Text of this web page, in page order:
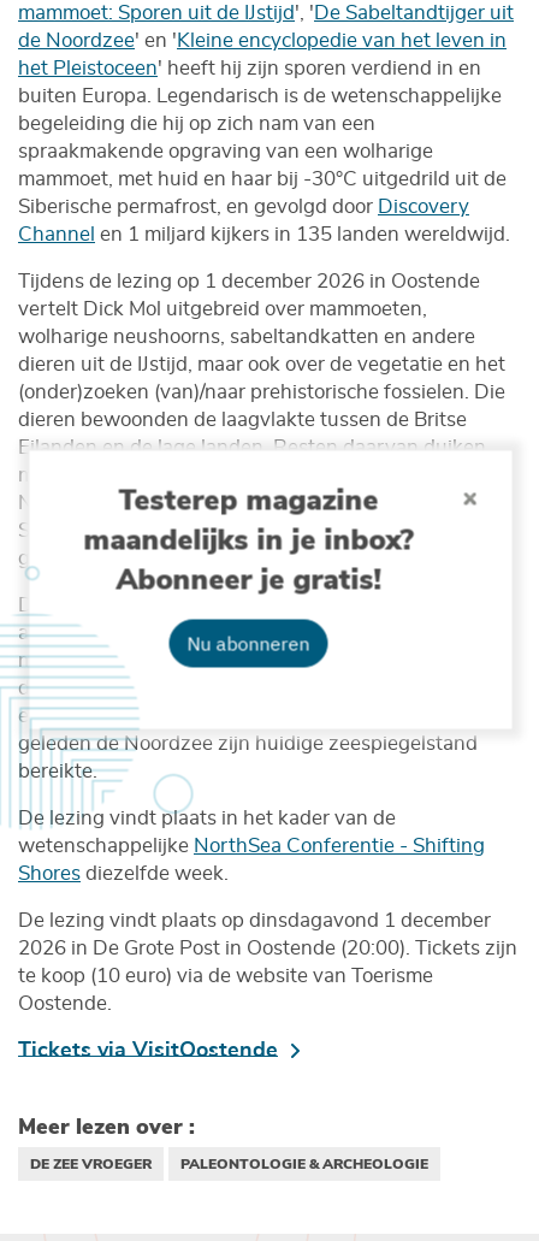
Testerep magazine
maandelijks in je inbox?
Abonneer je gratis!
Nu abonneren
mammoet: Sporen uit de IJstijd', 'De Sabeltandtijger uit
de Noordzee' en ' Kleine encyclopedie van het leven in
het Pleistoceen' heeft hij zijn sporen verdiend in en
buiten Europa. Legendarisch is de wetenschappelijke
begeleiding die hij op zich nam van een
spraakmakende opgraving van een wolharige
mammoet, met huid en haar bij -30°C uitgedrild uit de
Siberische permafrost, en gevolgd door Discovery
Channel en 1 miljard kijkers in 135 landen wereldwijd.
Tijdens de lezing op 1 december 2026 in Oostende
vertelt Dick Mol uitgebreid over mammoeten,
wolharige neushoorns, sabeltandkatten en andere
dieren uit de IJstijd, maar ook over de vegetatie en het
(onder)zoeken (van)/naar prehistorische fossielen. Die
dieren bewoonden de laagvlakte tussen de Britse
Eilanden en de lage landen. Resten daarvan duiken
met grote regelmaat op van de bodem van de
Noordzee waar toentertijd de delta’s van de Maas,
Schelde, Rijn en Theems zich uitstrekten over een
groot gebied, de zogenoemde mammoetsteppe.
Daarnaast schenkt Dick Mol aandacht aan de
archeologie en de aanwezigheid toentertijd van de
mens in dit deel van Noordwest-Europa; de mens die
deel uitmaakte van deze mammoetfauna en het nog
een hele tijd heeft uitgehouden tot circa 8000 jaar
geleden de Noordzee zijn huidige zeespiegelstand
bereikte.
De lezing vindt plaats in het kader van de
wetenschappelijke NorthSea Conferentie - Shifting
Shores diezelfde week.
De lezing vindt plaats op dinsdagavond 1 december
2026 in De Grote Post in Oostende (20:00). Tickets zijn
te koop (10 euro) via de website van Toerisme
Oostende.
Tickets via VisitOostende
Meer lezen over :
DE ZEE VROEGER PALEONTOLOGIE & ARCHEOLOGIE